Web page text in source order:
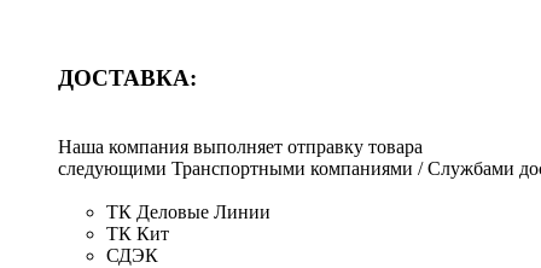
ДОСТАВКА:
Наша компания выполняет отправку товара
следующими Транспортными компаниями / Службами
ТК Деловые Линии
ТК Кит
СДЭК